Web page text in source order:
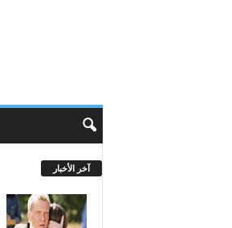
آخر الأخبار